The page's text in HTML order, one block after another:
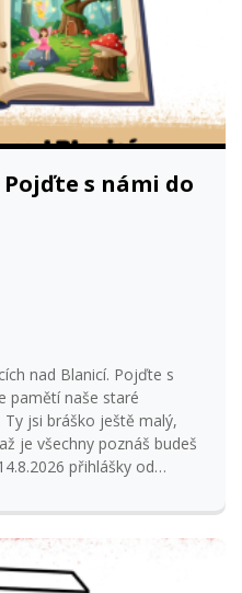
s námi do
Blanicí. Pojďte s
staré
jsi bráško ještě malý,
Milena Matějková